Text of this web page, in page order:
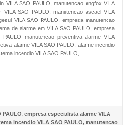
VILA SAO PAULO, manutencao engfox VILA
VILA SAO PAULO, manutencao ascael VILA
VILA SAO PAULO, empresa manutencao
de alarme em VILA SAO PAULO, empresa
manutencao preventiva alarme VILA
alarme VILA SAO PAULO, alarme incendio
incendio VILA SAO PAULO,
PAULO, empresa especialista alarme VILA
incendio VILA SAO PAULO, manutencao